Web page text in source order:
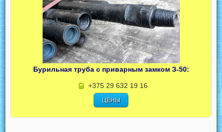
Бурильная труба с приварным замком З-50:
+375 29 632 19 16
ЦЕНЫ